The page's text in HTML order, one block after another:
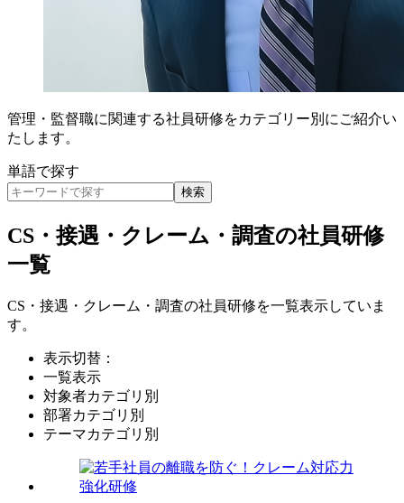
管理・監督職に関連する社員研修をカテゴリー別にご紹介い
たします。
単語で探す
検索
CS・接遇・クレーム・調査の社員研修
一覧
CS・接遇・クレーム・調査の社員研修を一覧表示していま
す。
表示切替：
一覧表示
対象者カテゴリ別
部署カテゴリ別
テーマカテゴリ別